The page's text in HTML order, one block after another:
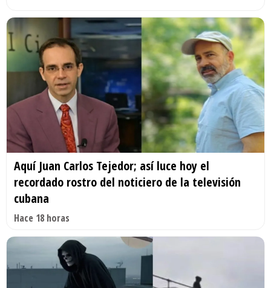
Aquí Juan Carlos Tejedor; así luce hoy el
recordado rostro del noticiero de la televisión
cubana
Hace 18 horas